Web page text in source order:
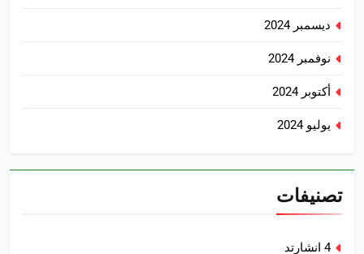
ديسمبر 2024
نوفمبر 2024
أكتوبر 2024
يوليو 2024
تصنيفات
4 انشارتد